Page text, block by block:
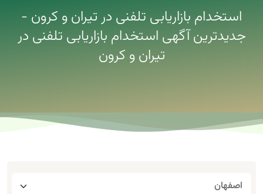
استخدام بازاریابی تلفنی در تیران و کرون -
جدیدترین آگهی استخدام بازاریابی تلفنی در
تیران و کرون